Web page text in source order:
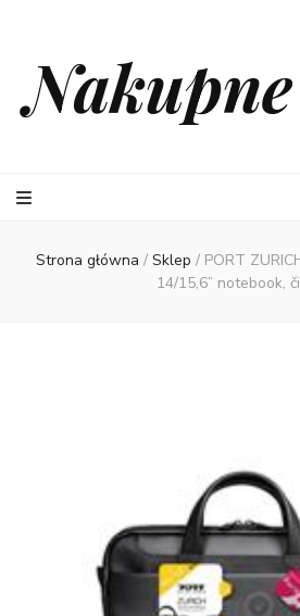
Strona główna / Sklep / PORT
14/15,6” notebook,